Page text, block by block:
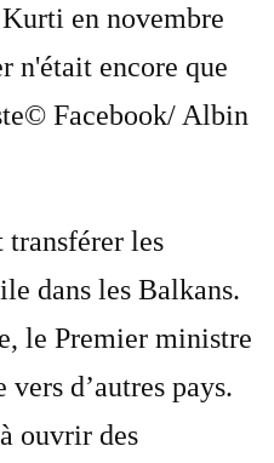
en novembre
n'était encore que
© Facebook/ Albin
les
dans les Balkans.
le Premier ministre
d’autres pays.
ouvrir des